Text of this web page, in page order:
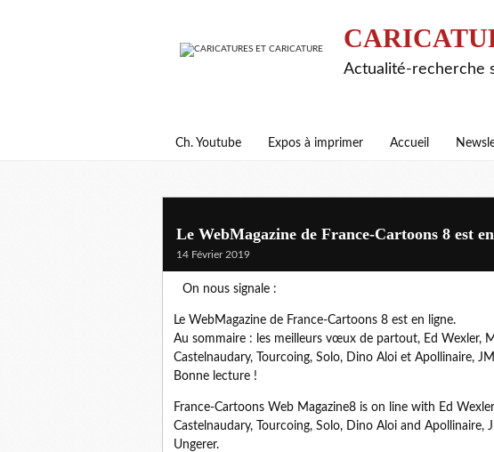
Actualité-recherche
Ch. Youtube Expos à imprimer Accueil
Le WebMagazine de France-Cartoons 8 est
14 Février 2019
On nous signale :
Le WebMagazine de France-Cartoons 8 est en ligne.
Au sommaire : les meilleurs vœux de partout, Ed Wexler,
Castelnaudary, Tourcoing, Solo, Dino Aloi et Apollinaire,
Bonne lecture !
France-Cartoons Web Magazine8 is on line with Ed
Castelnaudary, Tourcoing, Solo, Dino Aloi and
Ungerer.